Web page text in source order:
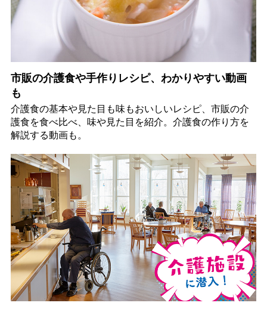
市販の介護食や手作りレシピ、わかりやすい動画
も
介護食の基本や見た目も味もおいしいレシピ、市販の介
護食を食べ比べ、味や見た目を紹介。介護食の作り方を
解説する動画も。